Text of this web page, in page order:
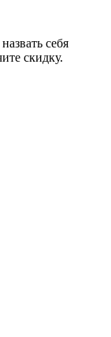
себя
скидку.